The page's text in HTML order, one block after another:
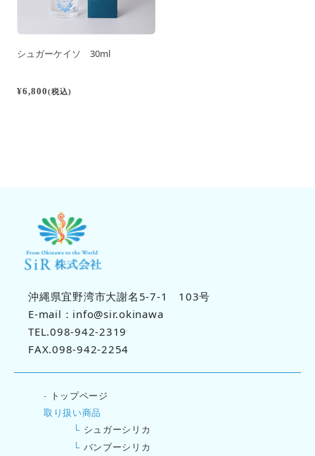
シュガーケイソ 30ml
¥6,800(税込)
沖縄県宜野湾市大謝名5-7-1 103号
E-mail：info@sir.okinawa
TEL.098-942-2319
FAX.098-942-2254
- トップページ
取り扱い商品
└ シュガーシリカ
└ バンブーシリカ